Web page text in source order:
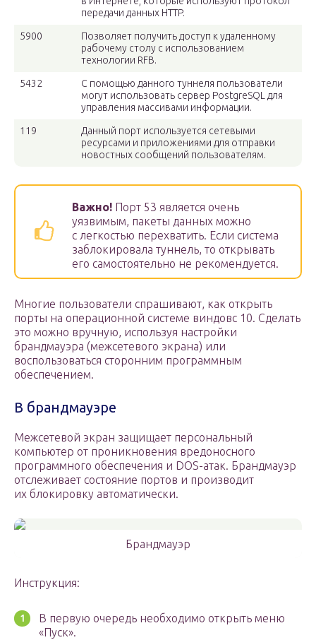
передачи данных HTTP.
5900
Позволяет получить доступ к удаленному
рабочему столу с использованием
технологии RFB.
5432
С помощью данного туннеля пользователи
могут использовать сервер PostgreSQL для
управления массивами информации.
119
Данный порт используется сетевыми
ресурсами и приложениями для отправки
новостных сообщений пользователям.
Важно! Порт 53 является очень
уязвимым, пакеты данных можно
с легкостью перехватить. Если система
заблокировала туннель, то открывать
его самостоятельно не рекомендуется.
Многие пользователи спрашивают, как открыть
порты на операционной системе виндовс 10. Сделать
это можно вручную, используя настройки
брандмауэра (межсетевого экрана) или
воспользоваться сторонним программным
обеспечением.
В брандмауэре
Межсетевой экран защищает персональный
компьютер от проникновения вредоносного
программного обеспечения и DOS-атак. Брандмауэр
отслеживает состояние портов и производит
их блокировку автоматически.
Брандмауэр
Инструкция:
В первую очередь необходимо открыть меню
«Пуск».